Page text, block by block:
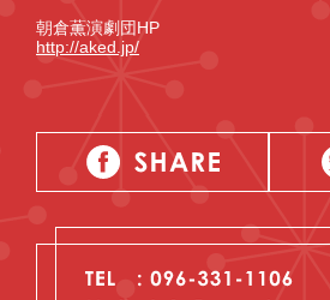
朝倉薫演劇団HP
http://aked.jp/